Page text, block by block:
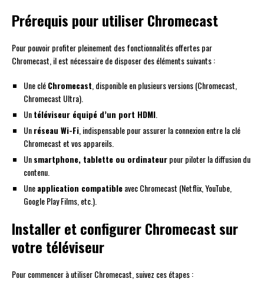
Prérequis pour utiliser Chromecast
Pour pouvoir profiter pleinement des fonctionnalités offertes par
Chromecast, il est nécessaire de disposer des éléments suivants :
Une cléChromecast , disponible en plusieurs versions (Chromecast,
Chromecast Ultra).
Untéléviseur équipé d’un port HDMI
Unréseau Wi-Fi , indispensable pour assurer la connexion entre la clé
Chromecast et vos appareils.
Unsmartphone, tablette ou ordinateurpour piloter la diffusion du
contenu.
Uneapplication compatibleavec Chromecast (Netflix, YouTube,
Google Play Films, etc.).
Installer et configurer Chromecast sur
votre téléviseur
Pour commencer à utiliser Chromecast, suivez ces étapes :